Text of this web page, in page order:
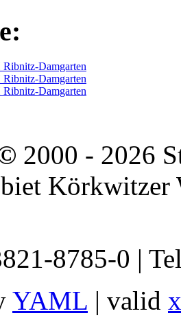
2000 - 2026
8785-0 |
YAML | valid